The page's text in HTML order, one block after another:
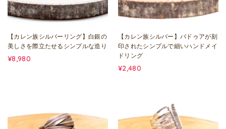
【カレン族シルバーリング】白銀の
美しさを際立たせるシンプルな造り
¥8,980
【カレン族シルバー】パドゥアが刻
印されたシンプルで細いハンドメイ
ドリング
¥2,480